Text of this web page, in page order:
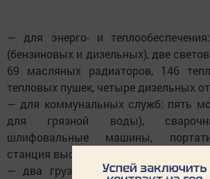
— для энерго- и
(бензиновых и дизельных), две
69 масляных радиаторов, 146
тепловых пушек, четыре дизельных
— для коммунальных служб: пять
для грязной воды),
шлифовальные машины,
станция высокой мощности;
— два грузовых трицикла, шины